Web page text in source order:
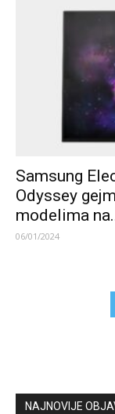
Samsung
Odyssey
modelima
06/01/2024
NAJNOVIJE